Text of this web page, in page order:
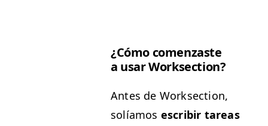
¿Cómo comen­za­ste
a usar Worksection?
Antes de Work­sec­tion,
solíamos escribir tar­eas